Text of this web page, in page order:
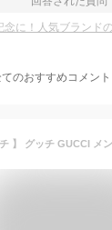
念に！人気ブランド
のおすすめコメント